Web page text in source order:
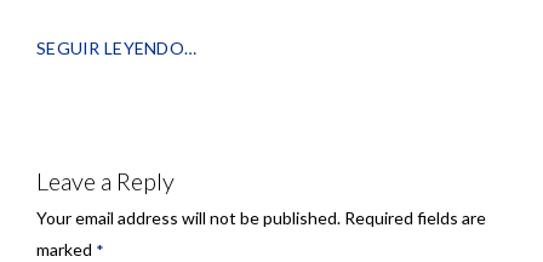
SEGUIR LEYENDO…
Leave a Reply
Your email address will not be published. Required fields are
marked *